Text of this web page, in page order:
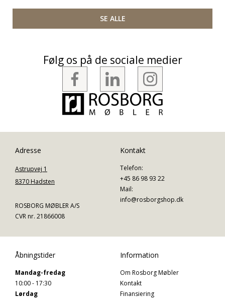
SE ALLE
Følg os på de sociale medier
Adresse
Astrupvej 1
8370 Hadsten
ROSBORG MØBLER A/S
CVR nr. 21866008
Kontakt
Telefon:
+45 86 98 93 22
Mail:
info@rosborgshop.dk
Åbningstider
Mandag-fredag
10:00 - 17:30
Lørdag
Information
Om Rosborg Møbler
Kontakt
Finansiering